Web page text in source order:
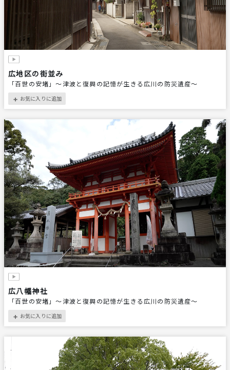
広地区の街並み
「百世の安堵」〜津波と復興の記憶が生きる広川の防災遺産〜
＋ お気に入りに追加
広八幡神社
「百世の安堵」〜津波と復興の記憶が生きる広川の防災遺産〜
＋ お気に入りに追加